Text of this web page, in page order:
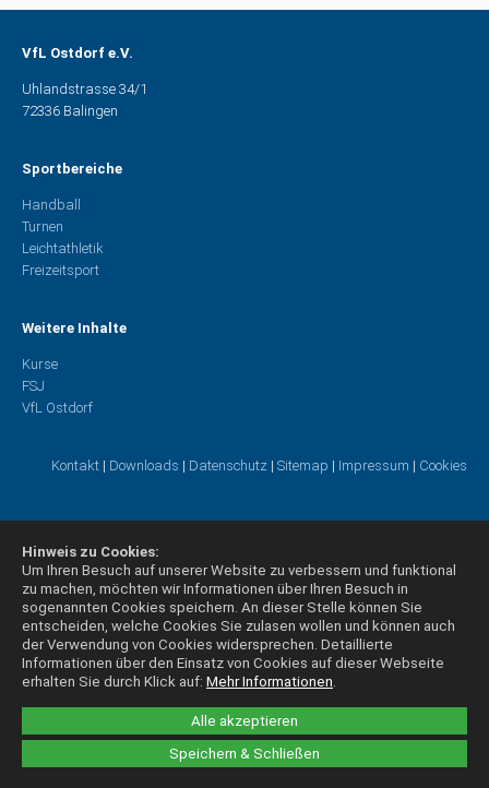
Alle akzeptieren
Speichern & Schließen
Hinweis zu Cookies:
Um Ihren Besuch auf unserer Website zu verbessern und funktional
zu machen, möchten wir Informationen über Ihren Besuch in
sogenannten Cookies speichern. An dieser Stelle können Sie
entscheiden, welche Cookies Sie zulasen wollen und können auch
der Verwendung von Cookies widersprechen. Detaillierte
Informationen über den Einsatz von Cookies auf dieser Webseite
erhalten Sie durch Klick auf: Mehr Informationen.
VfL Ostdorf e.V.
Uhlandstrasse 34/1
72336 Balingen
Sportbereiche
Handball
Turnen
Leichtathletik
Freizeitsport
Weitere Inhalte
Kurse
FSJ
VfL Ostdorf
Kontakt | Downloads | Datenschutz | Sitemap | Impressum | Cookies